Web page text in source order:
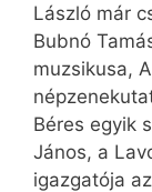
László már
Bubnó
muzsikusa,
Béres egyik
János, a
igazgatója